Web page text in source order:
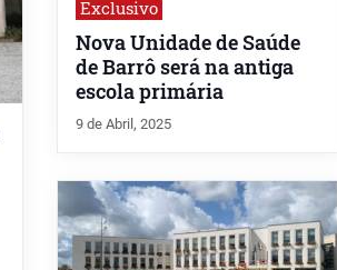
Exclusivo
Nova Unidade de Saúde
de Barrô será na antiga
escola primária
9 de Abril, 2025